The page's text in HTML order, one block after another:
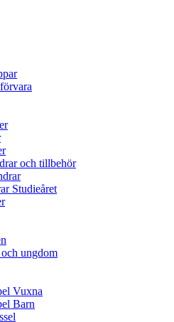
och tillbehör
Studieåret
ungdom
Vuxna
Barn